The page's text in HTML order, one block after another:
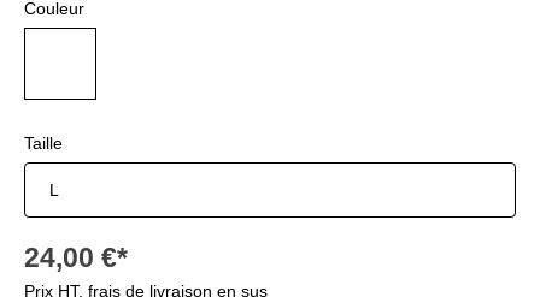
Sélectionnez
Couleur
Sélectionnez
Taille
24,00 €*
Prix HT, frais de livraison en sus